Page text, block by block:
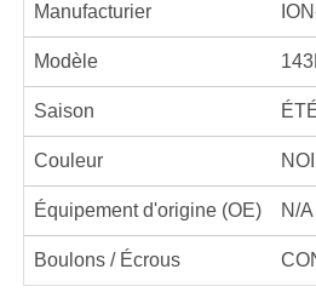
Manufacturier
Modèle
Saison
Couleur
Équipement d'origine (OE) N/A
Boulons / Écrous